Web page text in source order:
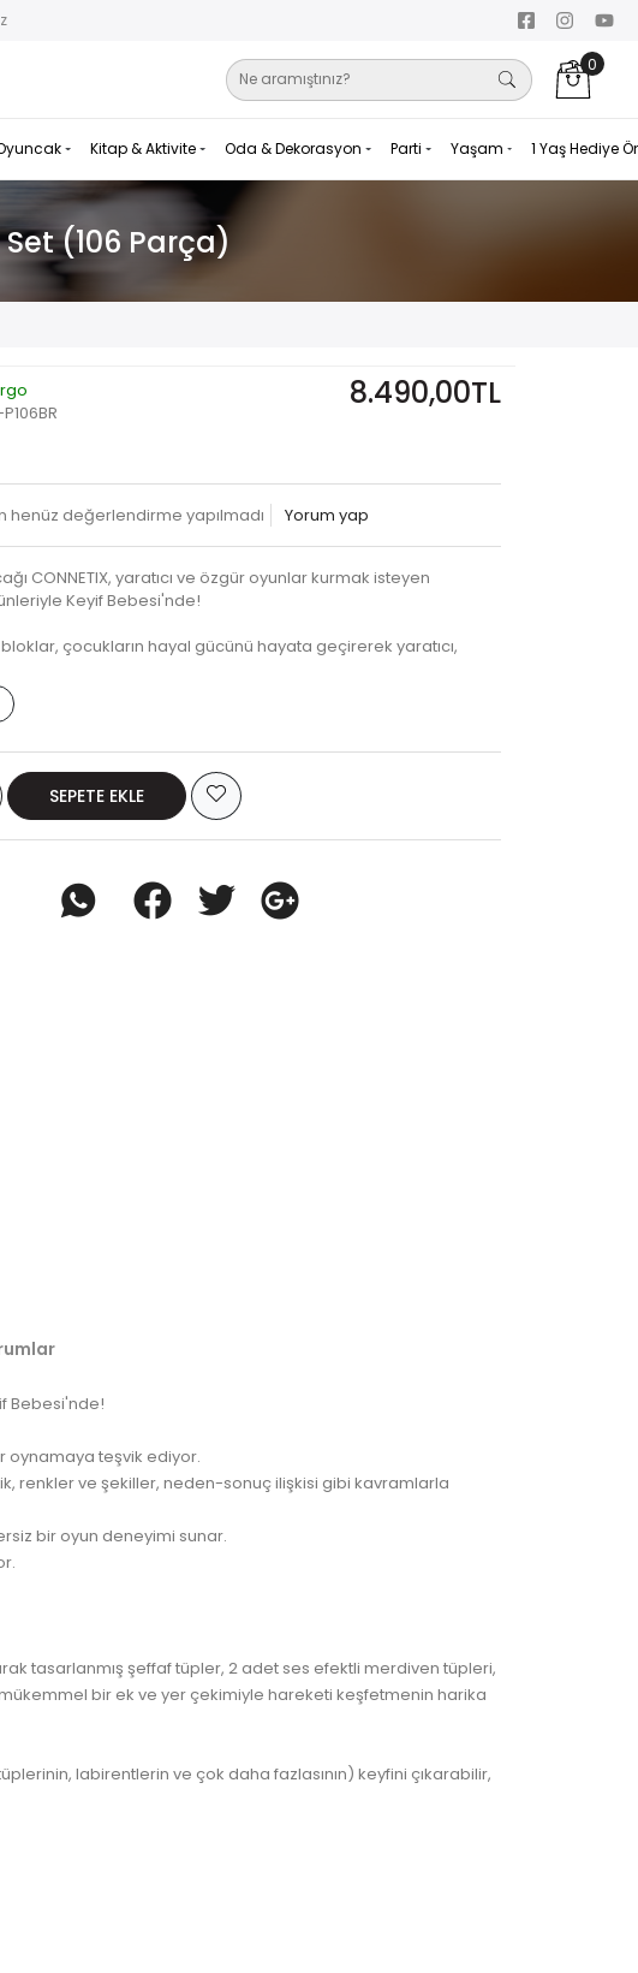
0
Kitap & Aktivite Oda & Dekorasyon Parti Yaşam 1 Yaş Hediye
(106 Parça)
8.490,00TL
henüz değerlendirme yapılmadı Yorum yap
CONNETIX, yaratıcı ve özgür oyunlar kurmak isteyen
Keyif Bebesi'nde!
bloklar, çocukların hayal gücünü hayata geçirerek yaratıcı,
SEPETE EKLE
Bebesi'nde!
oynamaya teşvik ediyor.
renkler ve şekiller, neden-sonuç ilişkisi gibi kavramlarla
bir oyun deneyimi sunar.
tasarlanmış şeffaf tüpler, 2 adet ses efektli merdiven tüpleri,
bir ek ve yer çekimiyle hareketi keşfetmenin harika
labirentlerin ve çok daha fazlasının) keyfini çıkarabilir,